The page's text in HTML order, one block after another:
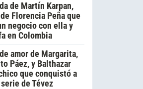
de Martín Karpan,
Florencia Peña que
negocio con ella y
en Colombia
amor de Margarita,
Páez, y Balthazar
que conquistó a
de Tévez